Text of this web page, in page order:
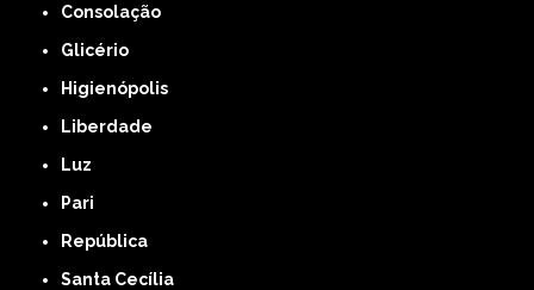
Consolação
Glicério
Higienópolis
Liberdade
Luz
Pari
República
Santa Cecília